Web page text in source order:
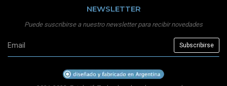
NEWSLETTER
Puede suscribirse a nuestro newsletter para recibir novedades